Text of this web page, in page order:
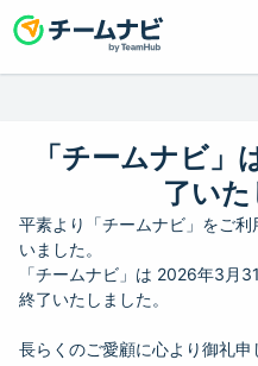
「チームナビ」
了い
平素より「チームナビ」をご
いました。
「チームナビ」は 2026年3月
終了いたしました。
長らくのご愛顧に心より御礼申